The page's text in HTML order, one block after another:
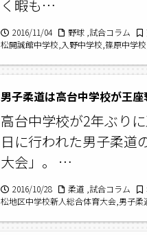
く暇も…
2016/11/04 野球 ,試合コラム
松開誠館中学校,入野中学校,篠原中学
男子柔道は高台中学校が王
高台中学校が2年ぶり
日に行われた男子柔道
大会」。 …
2016/10/28 柔道 ,試合コラム
松地区中学校新人総合体育大会,男子柔